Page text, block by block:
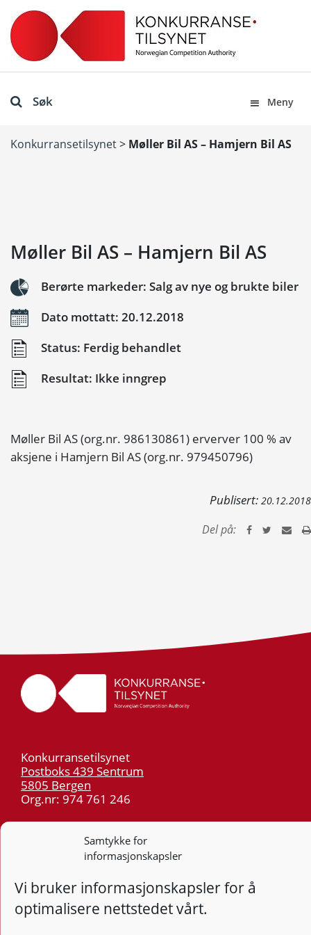
Samtykke for
informasjonskapsler
Vi bruker informasjonskapsler for å
optimalisere nettstedet vårt.
Søk Meny
Konkurransetilsynet> Møller Bil AS – Hamjern Bil AS
Møller Bil AS – Hamjern Bil AS
Berørte markeder: Salg av nye og brukte biler
Dato mottatt: 20.12.2018
Status: Ferdig behandlet
Resultat: Ikke inngrep
Møller Bil AS (org.nr. 986130861) erverver 100 % av
aksjene i Hamjern Bil AS (org.nr. 979450796)
Publisert: 20.12.2018
Del på:
Konkurransetilsynet
Postboks 439 Sentrum
5805 Bergen
Org.nr: 974 761 246
55 59 75 00
post@kt.no